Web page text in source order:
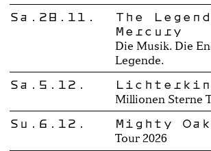
Sa.28.11.
The
Mercury
Die Musik. Die
Legende.
Sa.5.12.
Millionen Sterne
Su.6.12. Mighty
Tour 2026